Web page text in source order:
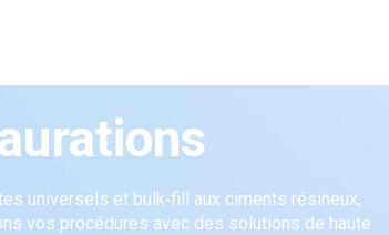
universels et bulk‑fill aux ciments résineux,
vos procédures avec des solutions de haute